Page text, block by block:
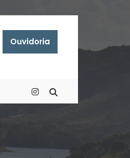
Ouvidoria